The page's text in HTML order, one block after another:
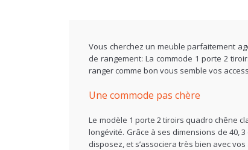
Vous cherchez un meuble parfaitement
de rangement: La commode 1 porte 2
ranger comme bon vous semble vos
Une commode pas chère
Le modèle 1 porte 2 tiroirs quadro chêne
longévité. Grâce à ses dimensions de 40,
disposez, et s’associera très bien avec